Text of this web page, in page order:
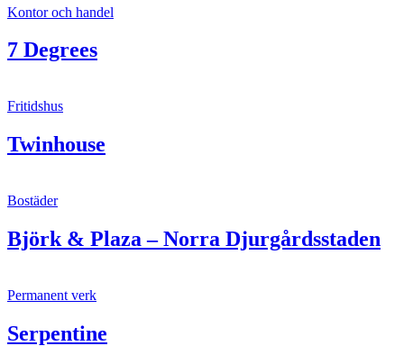
Kontor och handel
7 Degrees
Fritidshus
Twinhouse
Bostäder
Björk & Plaza – Norra Djurgårdsstaden
Permanent verk
Serpentine